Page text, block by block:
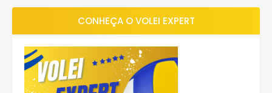
CONHEÇA O VOLEI EXPERT